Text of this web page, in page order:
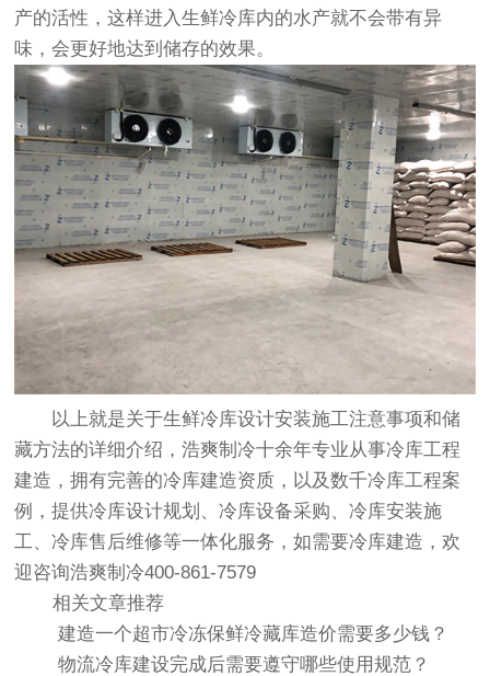
产的活性，这样进入生鲜冷库内的水产就不会带有异
味，会更好地达到储存的效果。
以上就是关于生鲜冷库设计安装施工注意事项和储
藏方法的详细介绍，浩爽制冷十余年专业从事冷库工程
建造，拥有完善的冷库建造资质 ，以及数千冷库工程案
例 ，提供冷库设计规划、冷库设备采购、冷库安装施
工、冷库售后维修等一体化服务，如需要冷库建造，欢
迎咨询浩爽制冷400-861-7579
相关文章推荐
建造一个超市冷冻保鲜冷藏库造价需要多少钱？
物流冷库建设完成后需要遵守哪些使用规范？